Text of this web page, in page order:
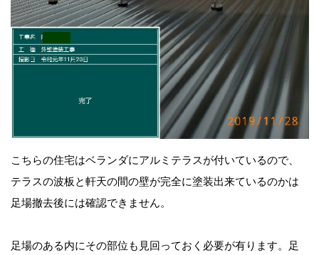
こちらの住宅はベランダにアルミテラスが付いているので、
テラスの波板と軒天の間の壁が完全に塗装出来ているのかは
足場撤去後には確認できません。
足場のある内にその部位も見回っておく必要が有ります。足